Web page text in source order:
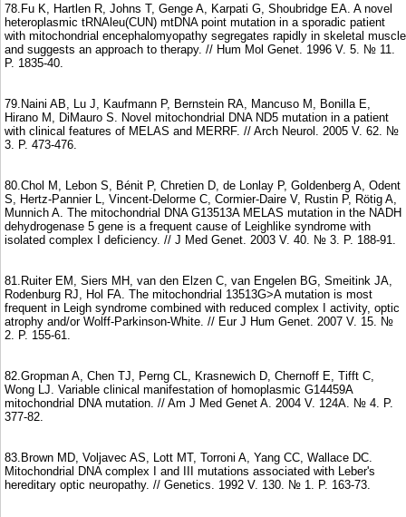
78.Fu K, Hartlen R, Johns T, Genge A, Karpati G, Shoubridge EA. A novel
heteroplasmic tRNAleu(CUN) mtDNA point mutation in a sporadic patient
with mitochondrial encephalomyopathy segregates rapidly in skeletal muscle
and suggests an approach to therapy. // Hum Mol Genet. 1996 V. 5. № 11.
P. 1835-40.
79.Naini AB, Lu J, Kaufmann P, Bernstein RA, Mancuso M, Bonilla E,
Hirano M, DiMauro S. Novel mitochondrial DNA ND5 mutation in a patient
with clinical features of MELAS and MERRF. // Arch Neurol. 2005 V. 62. №
3. P. 473-476.
80.Chol M, Lebon S, Bénit P, Chretien D, de Lonlay P, Goldenberg A, Odent
S, Hertz-Pannier L, Vincent-Delorme C, Cormier-Daire V, Rustin P, Rötig A,
Munnich A. The mitochondrial DNA G13513A MELAS mutation in the NADH
dehydrogenase 5 gene is a frequent cause of Leighlike syndrome with
isolated complex I deficiency. // J Med Genet. 2003 V. 40. № 3. P. 188-91.
81.Ruiter EM, Siers MH, van den Elzen C, van Engelen BG, Smeitink JA,
Rodenburg RJ, Hol FA. The mitochondrial 13513G>A mutation is most
frequent in Leigh syndrome combined with reduced complex I activity, optic
atrophy and/or Wolff-Parkinson-White. // Eur J Hum Genet. 2007 V. 15. №
2. P. 155-61.
82.Gropman A, Chen TJ, Perng CL, Krasnewich D, Chernoff E, Tifft C,
Wong LJ. Variable clinical manifestation of homoplasmic G14459A
mitochondrial DNA mutation. // Am J Med Genet A. 2004 V. 124A. № 4. P.
377-82.
83.Brown MD, Voljavec AS, Lott MT, Torroni A, Yang CC, Wallace DC.
Mitochondrial DNA complex I and III mutations associated with Leber's
hereditary optic neuropathy. // Genetics. 1992 V. 130. № 1. P. 163-73.